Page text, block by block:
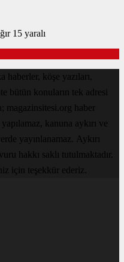
15 yaralı
haberler, köşe yazıları,
bütün konuların tek adresi
magazinsitesi.org haber
kanuna aykırı ve
yayınlanamaz. Aykırı
hakkı saklı tutulmaktadır.
için teşekkür ederiz.